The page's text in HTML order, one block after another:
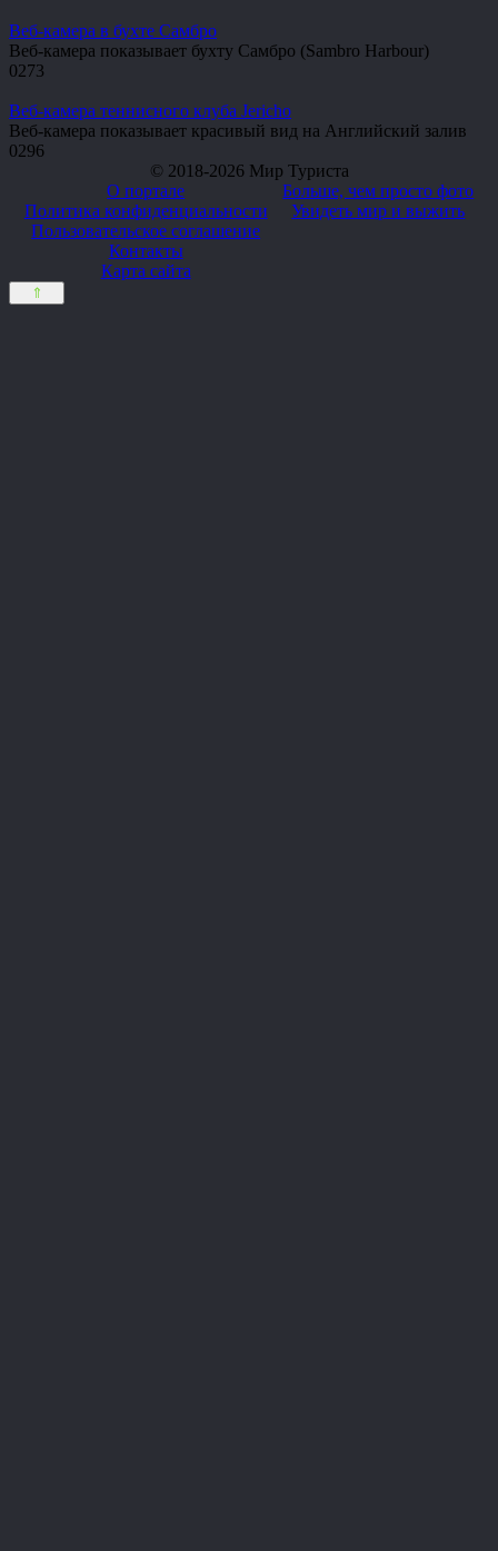
Веб-камера в бухте Самбро
Веб-камера показывает бухту Самбро (Sambro Harbour)
0273
Веб-камера теннисного клуба Jericho
Веб-камера показывает красивый вид на Английский залив
0296
© 2018-2026 Мир Туриста
О портале
Политика конфиденциальности
Пользовательское соглашение
Контакты
Карта сайта
Больше, чем просто фото
Увидеть мир и выжить